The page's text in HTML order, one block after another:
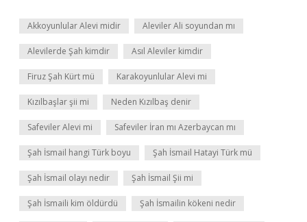
Akkoyunlular Alevi midir Aleviler Ali soyundan mı
Alevilerde Şah kimdir Asıl Aleviler kimdir
Firuz Şah Kürt mü Karakoyunlular Alevi mi
Kızılbaşlar şii mi Neden Kızılbaş denir
Safeviler Alevi mi Safeviler İran mı Azerbaycan mı
Şah İsmail hangi Türk boyu Şah İsmail Hatayi Türk mü
Şah İsmail olayı nedir Şah İsmail Şii mi
Şah İsmaili kim öldürdü Şah İsmailin kökeni nedir